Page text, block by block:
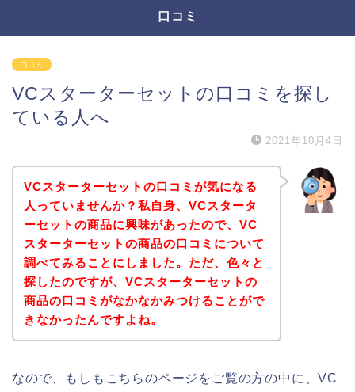
口コミ
口コミ
VCスターターセットの口コミを探し
ている人へ
2021年10月4日
VCスターターセットの口コミが気になる
人っていませんか？私自身、VCスタータ
ーセットの商品に興味があったので、VC
スターターセットの商品の口コミについて
調べてみることにしました。ただ、色々と
探したのですが、VCスターターセットの
商品の口コミがなかなかみつけることがで
きなかったんですよね。
なので、もしもこちらのページをご覧の方の中に、VC